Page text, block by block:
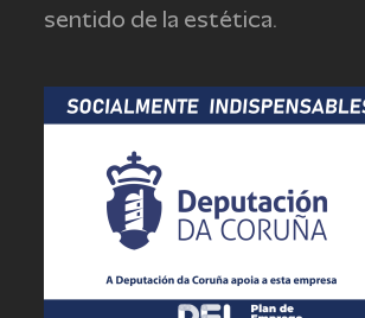
sentido de la estética.